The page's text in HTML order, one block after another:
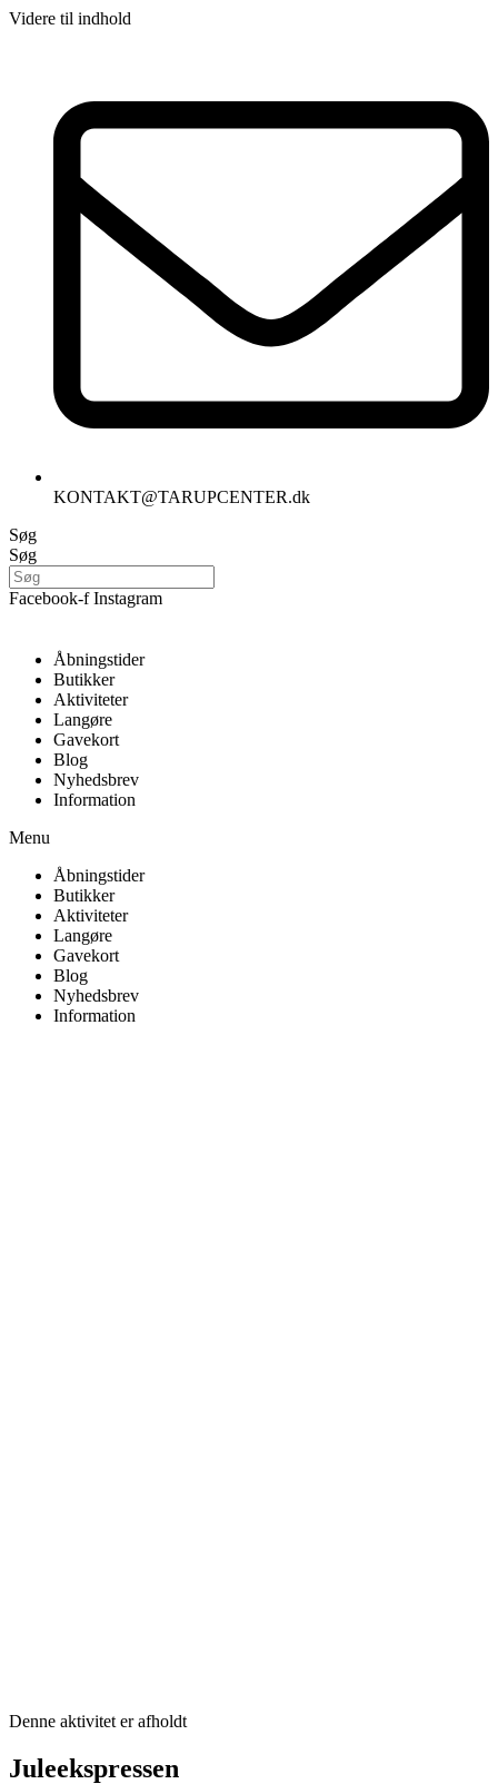
Videre til indhold
KONTAKT@TARUPCENTER.dk
Søg
Søg
Facebook-f Instagram
Åbningstider
Butikker
Aktiviteter
Langøre
Gavekort
Blog
Nyhedsbrev
Information
Menu
Åbningstider
Butikker
Aktiviteter
Langøre
Gavekort
Blog
Nyhedsbrev
Information
Denne aktivitet er afholdt
Juleekspressen